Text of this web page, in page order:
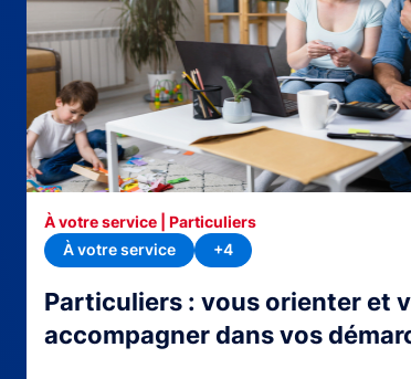
Particuliers : vous orienter et
accompagner dans vos
À votre service | Particuliers
À votre service
+4